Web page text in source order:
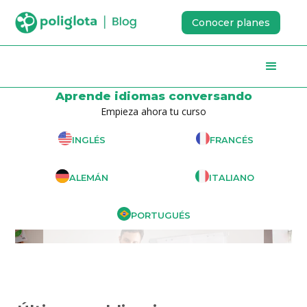
Conocer planes
Aprende idiomas conversando
Empieza ahora tu curso
INGLÉS FRANCÉS
ALEMÁN ITALIANO
PORTUGUÉS